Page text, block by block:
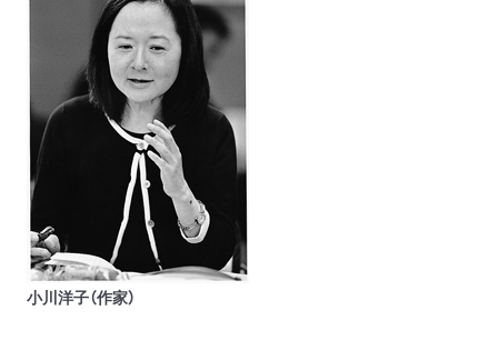
小川洋子（作家）